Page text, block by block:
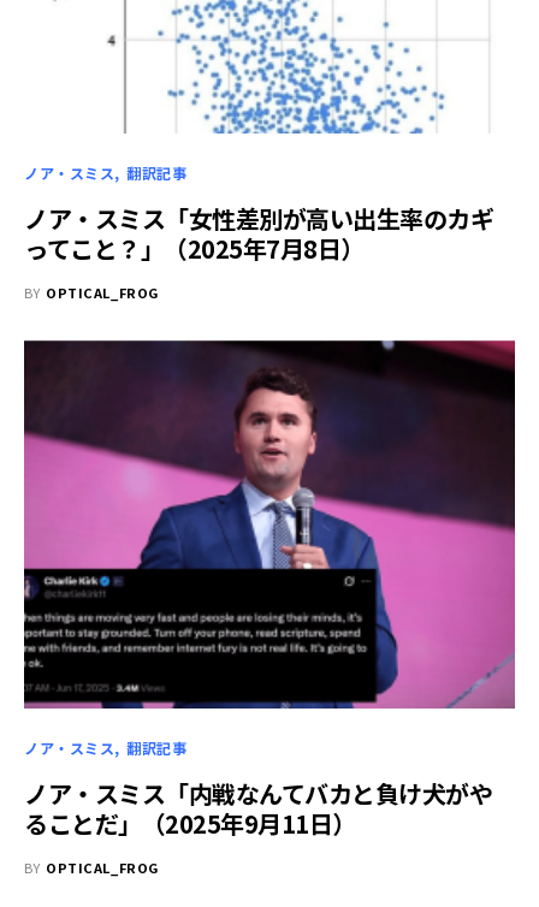
ノア・スミス 翻訳記事
ノア・スミス「女性差別が高い出生率のカギ
ってこと？」（2025年7月8日）
BY OPTICAL_FROG
ノア・スミス 翻訳記事
ノア・スミス「内戦なんてバカと負け犬がや
ることだ」（2025年9月11日）
BY OPTICAL_FROG